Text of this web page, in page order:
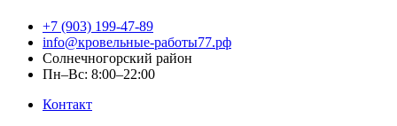
+7 (903) 199-47-89
info@кровельные-работы77.рф
Солнечногорский район
Пн–Вс: 8:00–22:00
Контакт